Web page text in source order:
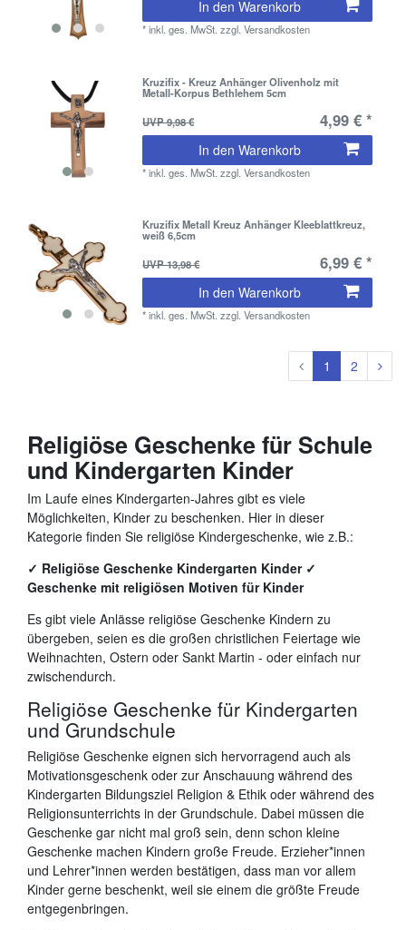
In den Warenkorb
*inkl. ges. MwSt. zzgl.Versandkosten
Kruzifix - Kreuz Anhänger Olivenholz mit
Metall-Korpus Bethlehem 5cm
UVP 9,98 €
4,99 € *
In den Warenkorb
*inkl. ges. MwSt. zzgl.Versandkosten
Kruzifix Metall Kreuz Anhänger Kleeblattkreuz,
weiß 6,5cm
UVP 13,98 €
6,99 € *
In den Warenkorb
*inkl. ges. MwSt. zzgl.Versandkosten
1 2
Religiöse Geschenke für Schule
und Kindergarten Kinder
Im Laufe eines Kindergarten-Jahres gibt es viele
Möglichkeiten, Kinder zu beschenken. Hier in dieser
Kategorie finden Sie religiöse Kindergeschenke, wie z.B.:
✓ Religiöse Geschenke Kindergarten Kinder ✓
Geschenke mit religiösen Motiven für Kinder
Es gibt viele Anlässe religiöse Geschenke Kindern zu
übergeben, seien es die großen christlichen Feiertage wie
Weihnachten, Ostern oder Sankt Martin - oder einfach nur
zwischendurch.
Religiöse Geschenke für Kindergarten
und Grundschule
Religiöse Geschenke eignen sich hervorragend auch als
Motivationsgeschenk oder zur Anschauung während des
Kindergarten Bildungsziel Religion & Ethik oder während des
Religionsunterrichts in der Grundschule. Dabei müssen die
Geschenke gar nicht mal groß sein, denn schon kleine
Geschenke machen Kindern große Freude. Erzieher*innen
und Lehrer*innen werden bestätigen, dass man vor allem
Kinder gerne beschenkt, weil sie einem die größte Freude
entgegenbringen.